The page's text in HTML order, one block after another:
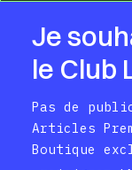
Je
le Club
Pas de
Articles
Boutique